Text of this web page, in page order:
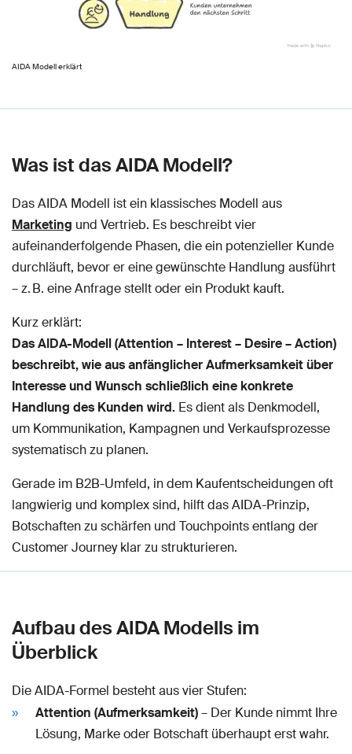
AIDA Modell erklärt
Was ist das AIDA Modell?
Das AIDA Modell ist ein klassisches Modell aus
Marketing und Vertrieb. Es beschreibt vier
aufeinanderfolgende Phasen, die ein potenzieller Kunde
durchläuft, bevor er eine gewünschte Handlung ausführt
– z. B. eine Anfrage stellt oder ein Produkt kauft.
Kurz erklärt:
Das AIDA-Modell (Attention – Interest – Desire – Action)
beschreibt, wie aus anfänglicher Aufmerksamkeit über
Interesse und Wunsch schließlich eine konkrete
Handlung des Kunden wird. Es dient als Denkmodell,
um Kommunikation, Kampagnen und Verkaufsprozesse
systematisch zu planen.
Gerade im B2B-Umfeld, in dem Kaufentscheidungen oft
langwierig und komplex sind, hilft das AIDA-Prinzip,
Botschaften zu schärfen und Touchpoints entlang der
Customer Journey klar zu strukturieren.
Aufbau des AIDA Modells im
Überblick
Die AIDA-Formel besteht aus vier Stufen:
Attention (Aufmerksamkeit)– Der Kunde nimmt Ihre
Lösung, Marke oder Botschaft überhaupt erst wahr.